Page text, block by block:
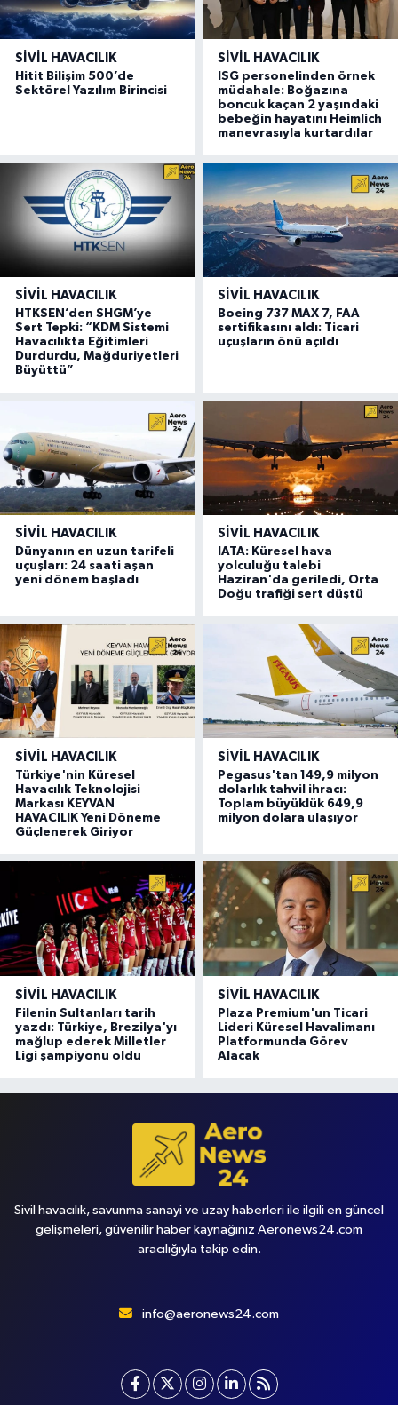
SIVIL HAVACILIK
Hitit Bilişim 500’de
Sektörel Yazılım Birincisi
SIVIL HAVACILIK
ISG personelinden örnek
müdahale: Boğazına
boncuk kaçan 2 yaşındaki
bebeğin hayatını Heimlich
manevrasıyla kurtardılar
SIVIL HAVACILIK
HTKSEN’den SHGM’ye
Sert Tepki: “KDM Sistemi
Havacılıkta Eğitimleri
Durdurdu, Mağduriyetleri
Büyüttü”
SIVIL HAVACILIK
Boeing 737 MAX 7, FAA
sertifikasını aldı: Ticari
uçuşların önü açıldı
SIVIL HAVACILIK
Dünyanın en uzun tarifeli
uçuşları: 24 saati aşan
yeni dönem başladı
SIVIL HAVACILIK
IATA: Küresel hava
yolculuğu talebi
Haziran'da geriledi, Orta
Doğu trafiği sert düştü
SIVIL HAVACILIK
Türkiye'nin Küresel
Havacılık Teknolojisi
Markası KEYVAN
HAVACILIK Yeni Döneme
Güçlenerek Giriyor
SIVIL HAVACILIK
Pegasus'tan 149,9 milyon
dolarlık tahvil ihracı:
Toplam büyüklük 649,9
milyon dolara ulaşıyor
SIVIL HAVACILIK
Filenin Sultanları tarih
yazdı: Türkiye, Brezilya'yı
mağlup ederek Milletler
Ligi şampiyonu oldu
SIVIL HAVACILIK
Plaza Premium'un Ticari
Lideri Küresel Havalimanı
Platformunda Görev
Alacak
Sivil havacılık, savunma sanayi ve uzay haberleri ile ilgili en güncel
gelişmeleri, güvenilir haber kaynağınız Aeronews24.com
aracılığıyla takip edin.
info@aeronews24.com